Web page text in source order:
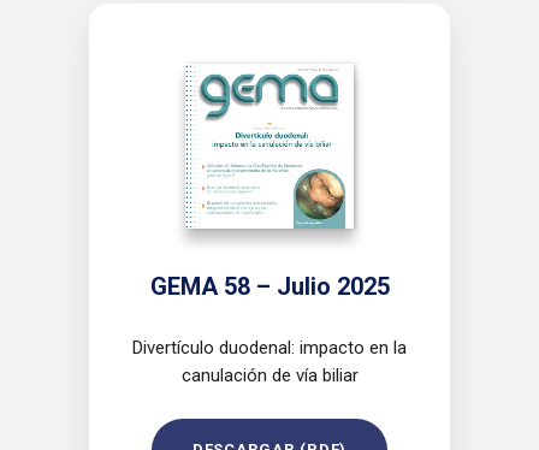
GEMA 58 – Julio 2025
Divertículo duodenal: impacto en la
canulación de vía biliar